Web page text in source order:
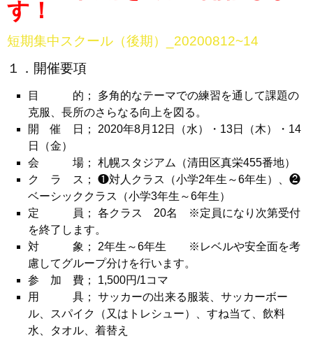
す！
短期集中スクール（後期）_20200812~14
１．開催要項
目 的； 多角的なテーマでの練習を通して課題の
克服、長所のさらなる向上を図る。
開 催 日； 2020年8月12日（水）・13日（木）・14
日（金）
会 場； 札幌スタジアム（清田区真栄455番地）
ク ラ ス； ❶対人クラス（小学2年生～6年生）、 ❷
ベーシッククラス（小学3年生～6年生）
定 員； 各クラス 20名 ※定員になり次第受付
を終了します。
対 象； 2年生～6年生 ※レベルや安全面を考
慮してグループ分けを行います。
参 加 費； 1,500円/1コマ
用 具； サッカーの出来る服装、サッカーボー
ル、スパイク（又はトレシュー）、 すね当て、飲料
水、タオル、着替え